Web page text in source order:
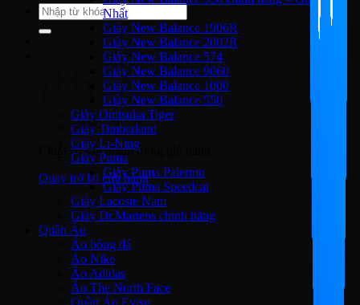
Tìm
kiếm:
Chưa có sản phẩm trong giỏ hàng.
Quay trở lại cửa hàng
Nhất
Giày New Balance 1906R
Giày New Balance 2002R
Giày New Balance 574
Giày New Balance 9060
Giày New Balance 1000
Giày New Balance 550
Giày Onitsuka Tiger
Giày Timberland
Giày Li-Ning
Giày Puma
Giày Puma Palermo
Giày Puma Speedcat
Giày Lacoste Nam
Giày Dr.Martens chính hãng
Quần Áo
Áo bóng đá
Áo Nike
Áo Adidas
Áo The North Face
Quần Áo Evisu